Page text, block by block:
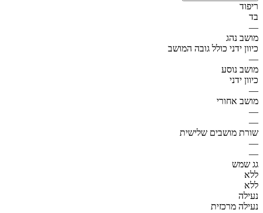
ריפוד
בד
—
מושב נהג
כיוון ידני כולל גובה המושב
—
מושב נוסע
כיוון ידני
—
מושב אחורי
—
—
שורת מושבים שלישית
—
—
גג שמש
ללא
ללא
נעילה
נעילה מרכזית